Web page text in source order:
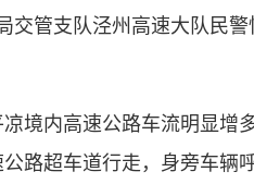
交管支队泾州高速大队民
内高速公路车流明显增
路超车道行走，身旁车辆